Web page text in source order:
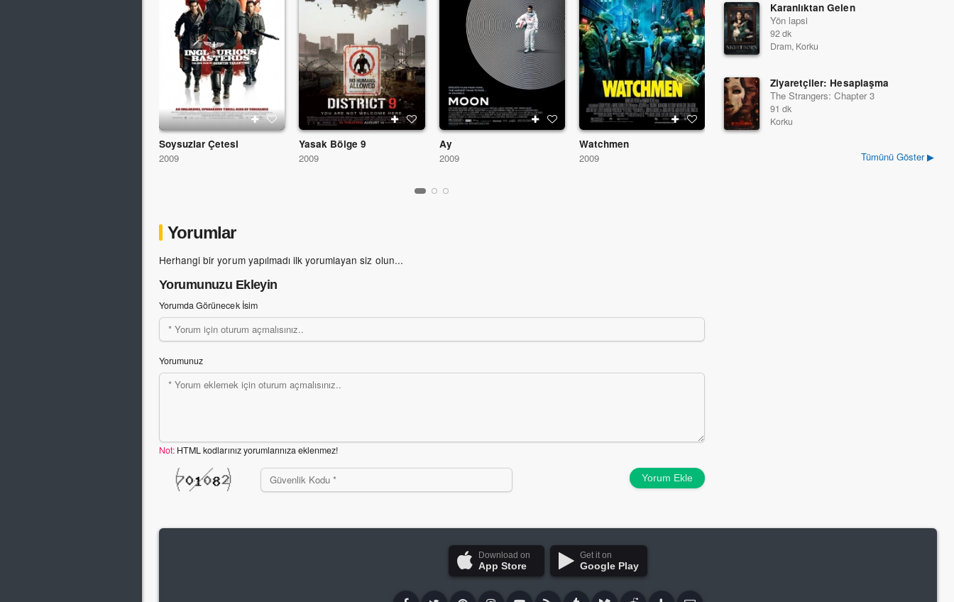
Soysuzlar Çetesi
2009
Yasak Bölge 9
2009
Ay
2009
Watchmen
2009
2009
Yorumlar
Herhangi bir yorum yapılmadı ilk yorumlayan siz olun...
Yorumunuzu Ekleyin
Yorumda Görünecek İsim
Yorumunuz
Not: HTML kodlarınız yorumlarınıza eklenmez!
Yorum Ekle
Karanlıktan Gelen
Yön lapsi
92 dk
Dram, Korku
Ziyaretçiler: Hesaplaşma
The Strangers: Chapter 3
91 dk
Korku
Tümünü Göster ▶
Download on
App Store
Get it on
Google Play